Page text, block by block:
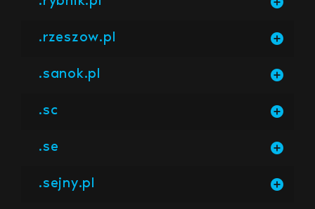
.rzeszow.pl
.sanok.pl
.sc
.se
.sejny.pl